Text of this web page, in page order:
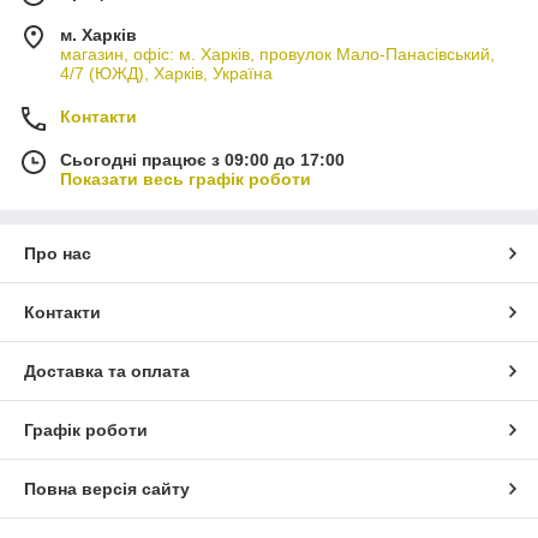
м. Харків
магазин, офіс: м. Харків, провулок Мало-Панасівський,
4/7 (ЮЖД), Харків, Україна
Контакти
Сьогодні працює з 09:00 до 17:00
Показати весь графік роботи
Про нас
Контакти
Доставка та оплата
Графік роботи
Повна версія сайту